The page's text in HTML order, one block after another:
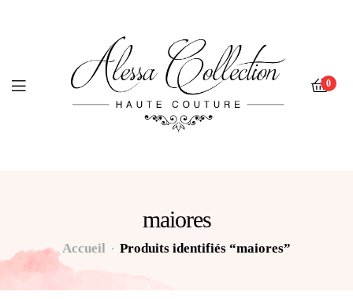
0
maiores
Accueil Produits identifiés “maiores”